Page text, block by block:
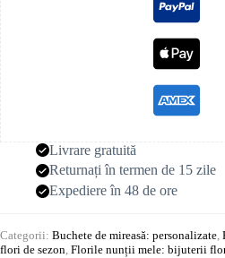
Livrare gratuită
Returnați în termen de 15 zile
Expediere în 48 de ore
Categorii: Buchete de mireasă: personalizate,
flori de sezon, Florile nunții mele: bijuterii